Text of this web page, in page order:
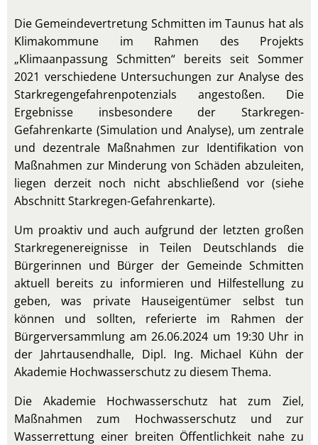
Die Gemeindevertretung Schmitten im Taunus hat als
Klimakommune im Rahmen des Projekts
„Klimaanpassung Schmitten“ bereits seit Sommer
2021 verschiedene Untersuchungen zur Analyse des
Starkregengefahrenpotenzials angestoßen. Die
Ergebnisse insbesondere der Starkregen-
Gefahrenkarte (Simulation und Analyse), um zentrale
und dezentrale Maßnahmen zur Identifikation von
Maßnahmen zur Minderung von Schäden abzuleiten,
liegen derzeit noch nicht abschließend vor (siehe
Abschnitt Starkregen-Gefahrenkarte).
Um proaktiv und auch aufgrund der letzten großen
Starkregenereignisse in Teilen Deutschlands die
Bürgerinnen und Bürger der Gemeinde Schmitten
aktuell bereits zu informieren und Hilfestellung zu
geben, was private Hauseigentümer selbst tun
können und sollten, referierte im Rahmen der
Bürgerversammlung am 26.06.2024 um 19:30 Uhr in
der Jahrtausendhalle, Dipl. Ing. Michael Kühn der
Akademie Hochwasserschutz zu diesem Thema.
Die Akademie Hochwasserschutz hat zum Ziel,
Maßnahmen zum Hochwasserschutz und zur
Wasserrettung einer breiten Öffentlichkeit nahe zu